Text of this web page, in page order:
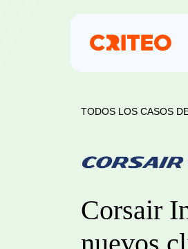
TODOS LOS CASOS
Corsair